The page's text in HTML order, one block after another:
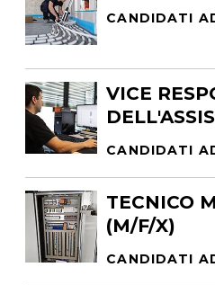
CANDIDATI
VICE
CANDIDATI
TECNICO
(M/F/X)
CANDIDATI